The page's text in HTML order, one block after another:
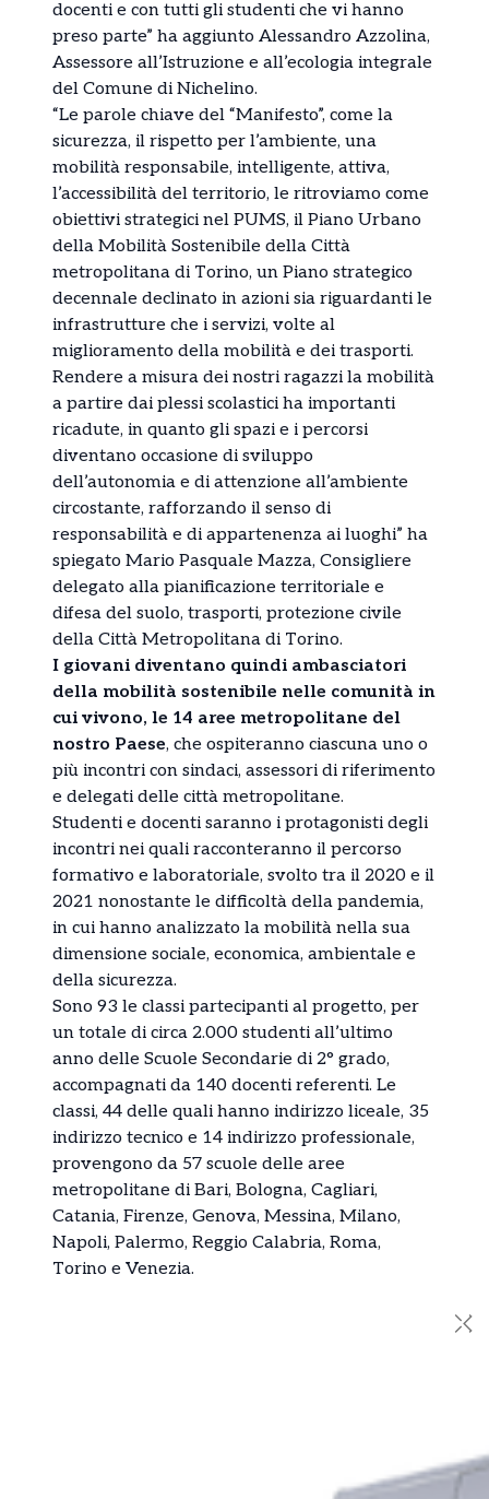
docenti e con tutti gli studenti che vi hanno
preso parte” ha aggiunto Alessandro Azzolina,
Assessore all’Istruzione e all’ecologia integrale
del Comune di Nichelino.
“Le parole chiave del “Manifesto”, come la
sicurezza, il rispetto per l’ambiente, una
mobilità responsabile, intelligente, attiva,
l’accessibilità del territorio, le ritroviamo come
obiettivi strategici nel PUMS, il Piano Urbano
della Mobilità Sostenibile della Città
metropolitana di Torino, un Piano strategico
decennale declinato in azioni sia riguardanti le
infrastrutture che i servizi, volte al
miglioramento della mobilità e dei trasporti.
Rendere a misura dei nostri ragazzi la mobilità
a partire dai plessi scolastici ha importanti
ricadute, in quanto gli spazi e i percorsi
diventano occasione di sviluppo
dell’autonomia e di attenzione all’ambiente
circostante, rafforzando il senso di
responsabilità e di appartenenza ai luoghi” ha
spiegato Mario Pasquale Mazza, Consigliere
delegato alla pianificazione territoriale e
difesa del suolo, trasporti, protezione civile
della Città Metropolitana di Torino.
I giovani diventano quindi ambasciatori
della mobilità sostenibile nelle comunità in
cui vivono, le 14 aree metropolitane del
nostro Paese, che ospiteranno ciascuna uno o
più incontri con sindaci, assessori di riferimento
e delegati delle città metropolitane.
Studenti e docenti saranno i protagonisti degli
incontri nei quali racconteranno il percorso
formativo e laboratoriale, svolto tra il 2020 e il
2021 nonostante le difficoltà della pandemia,
in cui hanno analizzato la mobilità nella sua
dimensione sociale, economica, ambientale e
della sicurezza.
Sono 93 le classi partecipanti al progetto, per
un totale di circa 2.000 studenti all’ultimo
anno delle Scuole Secondarie di 2° grado,
accompagnati da 140 docenti referenti. Le
classi, 44 delle quali hanno indirizzo liceale, 35
indirizzo tecnico e 14 indirizzo professionale,
provengono da 57 scuole delle aree
metropolitane di Bari, Bologna, Cagliari,
Catania, Firenze, Genova, Messina, Milano,
Napoli, Palermo, Reggio Calabria, Roma,
Torino e Venezia.
TorinoNews24 - Notizie da Torino
✕